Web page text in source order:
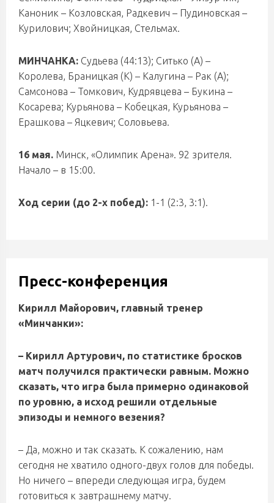
Каноник – Козловская, Радкевич – Пудиновская –
Курилович; Хвойницкая, Стельмах.
МИНЧАНКА: Судьева (44:13); Ситько (А) –
Королева, Браницкая (К) – Калугина – Рак (А);
Самсонова – Томкович, Кудрявцева – Букина –
Косарева; Курьянова – Кобецкая, Курьянова –
Ерашкова – Яцкевич; Соловьева.
16 мая. Минск, «Олимпик Арена». 92 зрителя.
Начало – в 15:00.
Ход серии (до 2-х побед): 1-1 (2:3, 3:1).
Пресс-конференция
Кирилл Майорович, главный тренер
«Минчанки»:
– Кирилл Артурович, по статистике бросков
матч получился практически равным. Можно
сказать, что игра была примерно одинаковой
по уровню, а исход решили отдельные
эпизоды и немного везения?
– Да, можно и так сказать. К сожалению, нам
сегодня не хватило одного-двух голов для победы.
Но ничего – впереди следующая игра, будем
готовиться к завтрашнему матчу.